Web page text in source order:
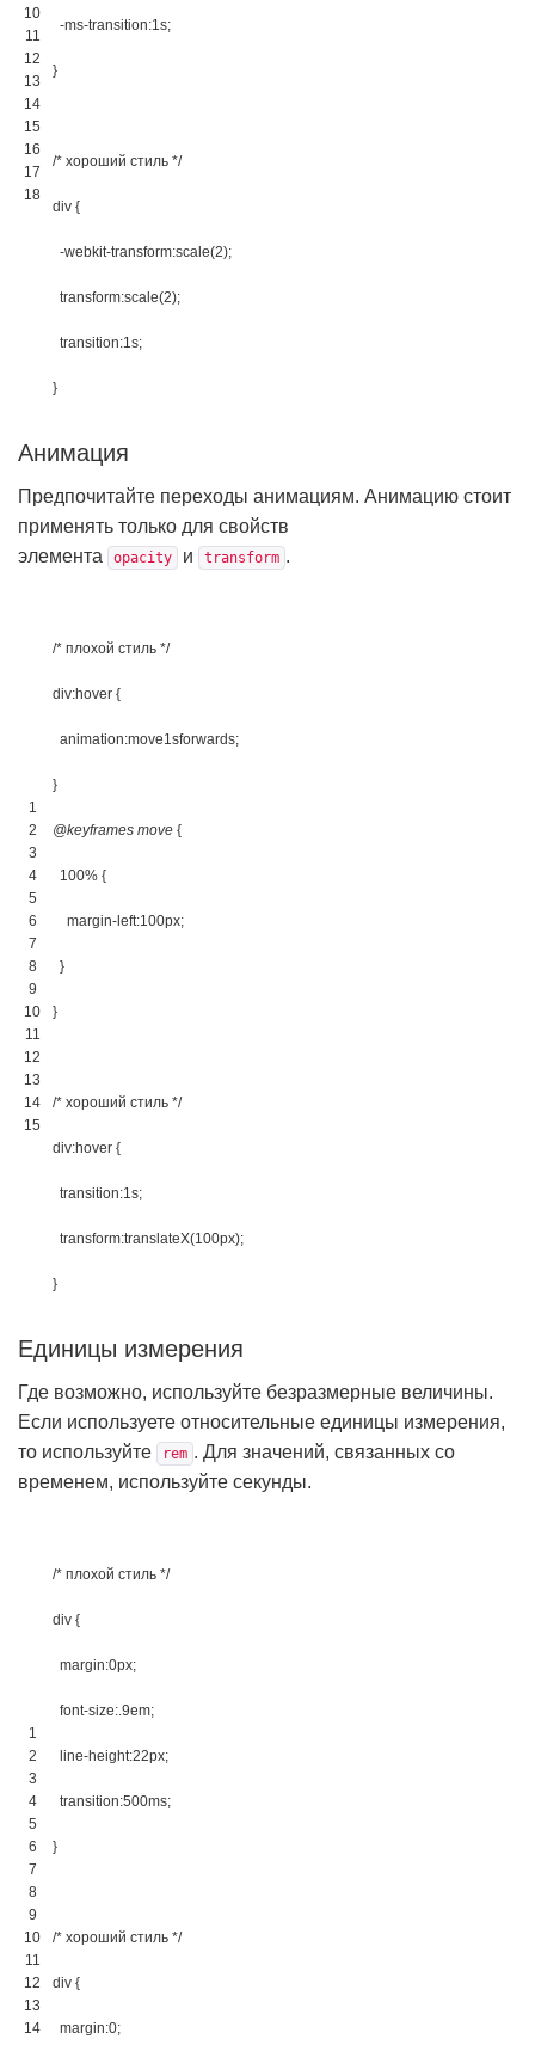
10
11
12
13
14
15
16
17
18
-ms-transition:1s;
}
/* хороший стиль */
div {
-webkit-transform:scale(2);
transform:scale(2);
transition:1s;
}
Анимация
Предпочитайте переходы анимациям. Анимацию стоит
применять только для свойств
элемента
opacity и transform .
1
2
3
4
5
6
7
8
9
10
11
12
13
14
15
/* плохой стиль */
div:hover {
animation:move1sforwards;
}
@keyframes move {
100% {
margin-left:100px;
}
}
/* хороший стиль */
div:hover {
transition:1s;
transform:translateX(100px);
}
Единицы измерения
Где возможно, используйте безразмерные величины.
Если используете относительные единицы измерения,
то используйте
rem . Для значений, связанных со
временем, используйте секунды.
1
2
3
4
5
6
7
8
9
10
11
12
13
14
/* плохой стиль */
div {
margin:0px;
font-size:.9em;
line-height:22px;
transition:500ms;
}
/* хороший стиль */
div {
margin:0;